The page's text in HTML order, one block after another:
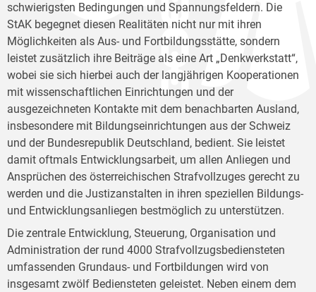
schwierigsten Bedingungen und Spannungsfeldern. Die
StAK begegnet diesen Realitäten nicht nur mit ihren
Möglichkeiten als Aus- und Fortbildungsstätte, sondern
leistet zusätzlich ihre Beiträge als eine Art „Denkwerkstatt“,
wobei sie sich hierbei auch der langjährigen Kooperationen
mit wissenschaftlichen Einrichtungen und der
ausgezeichneten Kontakte mit dem benachbarten Ausland,
insbesondere mit Bildungseinrichtungen aus der Schweiz
und der Bundesrepublik Deutschland, bedient. Sie leistet
damit oftmals Entwicklungsarbeit, um allen Anliegen und
Ansprüchen des österreichischen Strafvollzuges gerecht zu
werden und die Justizanstalten in ihren speziellen Bildungs-
und Entwicklungsanliegen bestmöglich zu unterstützen.
Die zentrale Entwicklung, Steuerung, Organisation und
Administration der rund 4000 Strafvollzugsbediensteten
umfassenden Grundaus- und Fortbildungen wird von
insgesamt zwölf Bediensteten geleistet. Neben einem dem